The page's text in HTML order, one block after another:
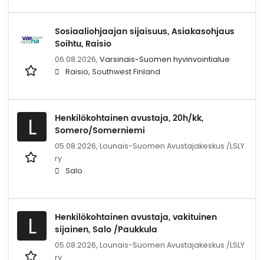
Sosiaaliohjaajan sijaisuus, Asiakasohjaus
Soihtu, Raisio
06.08.2026, Varsinais-Suomen hyvinvointialue
Raisio, Southwest Finland
L
Henkilökohtainen avustaja, 20h/kk,
Somero/Somerniemi
05.08.2026, Lounais-Suomen Avustajakeskus /LSLY
ry
Salo
L
Henkilökohtainen avustaja, vakituinen
sijainen, Salo /Paukkula
05.08.2026, Lounais-Suomen Avustajakeskus /LSLY
ry